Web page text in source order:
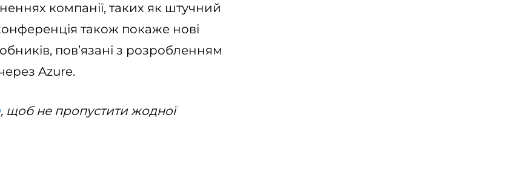
компанії, таких як штучний
також покаже нові
пов’язані з розробленням
Azure.
, щоб не пропустити жодної